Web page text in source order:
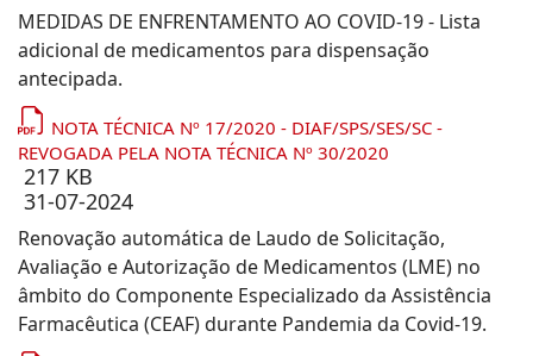
MEDIDAS DE ENFRENTAMENTO AO COVID-19 - Lista
adicional de medicamentos para dispensação
antecipada.
NOTA TÉCNICA Nº 17/2020 - DIAF/SPS/SES/SC -
REVOGADA PELA NOTA TÉCNICA Nº 30/2020
217 KB
31-07-2024
Renovação automática de Laudo de Solicitação,
Avaliação e Autorização de Medicamentos (LME) no
âmbito do Componente Especializado da Assistência
Farmacêutica (CEAF) durante Pandemia da Covid-19.